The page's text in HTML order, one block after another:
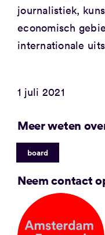
journalistiek,
economisch
internationale
1 juli 2021
Meer weten
board
Neem contact